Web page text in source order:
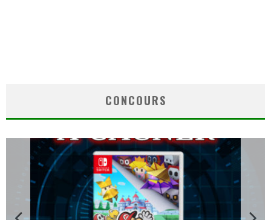
CONCOURS